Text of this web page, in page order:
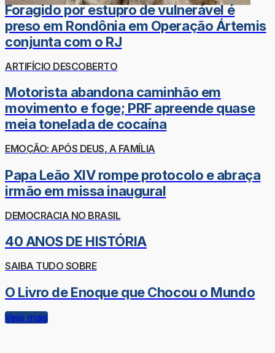
Foragido por estupro de vulnerável é
preso em Rondônia em Operação Ártemis
conjunta com o RJ
ARTIFÍCIO DESCOBERTO
Motorista abandona caminhão em
movimento e foge; PRF apreende quase
meia tonelada de cocaína
EMOÇÃO: APÓS DEUS, A FAMÍLIA
Papa Leão XIV rompe protocolo e abraça
irmão em missa inaugural
DEMOCRACIA NO BRASIL
40 ANOS DE HISTÓRIA
SAIBA TUDO SOBRE
O Livro de Enoque que Chocou o Mundo
Veja mais